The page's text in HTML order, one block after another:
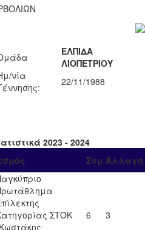
ΕΛΠΙΔΑ
ΛΙΟΠΕΤΡΙΟΥ
νία
22/11/1988
2023 - 2024
Συμ Αλλαγή
ΣΤΟΚ
6 3